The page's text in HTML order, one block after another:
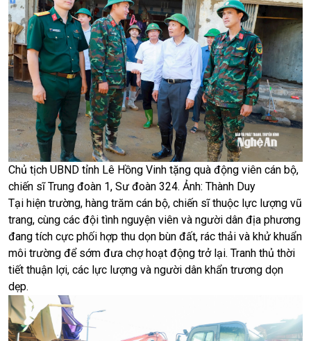
Chủ tịch UBND tỉnh Lê Hồng Vinh tặng quà động viên cán bộ,
chiến sĩ Trung đoàn 1, Sư đoàn 324. Ảnh: Thành Duy
Tại hiện trường, hàng trăm cán bộ, chiến sĩ thuộc lực lượng vũ
trang, cùng các đội tình nguyện viên và người dân địa phương
đang tích cực phối hợp thu dọn bùn đất, rác thải và khử khuẩn
môi trường để sớm đưa chợ hoạt động trở lại. Tranh thủ thời
tiết thuận lợi, các lực lượng và người dân khẩn trương dọn
dẹp.